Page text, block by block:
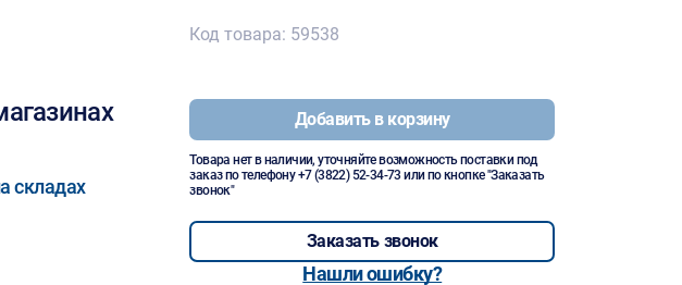
складах
Код товара: 59538
Добавить в корзину
Товара нет в наличии, уточняйте возможность поставки под
заказ по телефону+7 (3822) 52-34-73 или по кнопке "Заказать
звонок"
Заказать звонок
Нашли ошибку?